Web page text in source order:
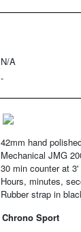
N/A
-
42mm hand
Mechanical JMG
30 min counter at
Hours, minutes,
Rubber strap in
Chrono Sport